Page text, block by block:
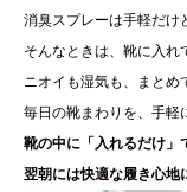
消臭スプレーは手軽だけ
そんなときは、靴に入れ
ニオイも湿気も、まとめ
毎日の靴まわりを、手軽
靴の中に「入れるだけ」
翌朝には快適な履き心地